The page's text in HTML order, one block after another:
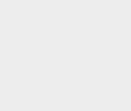
rayon de 10 kilomètres
et Casino Schloss